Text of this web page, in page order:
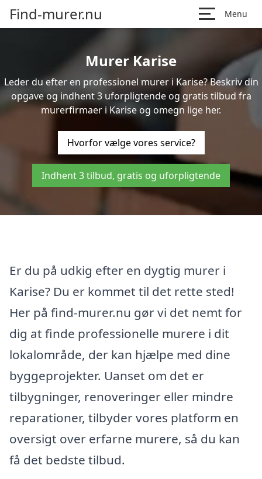
Find-murer.nu Menu
Murer Karise
Leder du efter en professionel murer i Karise? Beskriv din
opgave og indhent 3 uforpligtende og gratis tilbud fra
murerfirmaer i Karise og omegn lige her.
Hvorfor vælge vores service?
Indhent 3 tilbud, gratis og uforpligtende
Er du på udkig efter en dygtig murer i
Karise? Du er kommet til det rette sted!
Her på find-murer.nu gør vi det nemt for
dig at finde professionelle murere i dit
lokalområde, der kan hjælpe med dine
byggeprojekter. Uanset om det er
tilbygninger, renoveringer eller mindre
reparationer, tilbyder vores platform en
oversigt over erfarne murere, så du kan
få det bedste tilbud.